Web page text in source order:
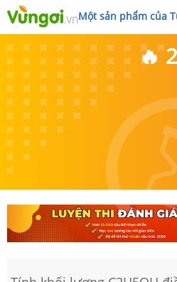
Một sản phẩm của
🔥